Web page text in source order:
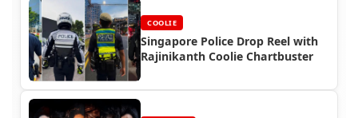
COOLIE
Singapore Police Drop Reel with
Rajinikanth Coolie Chartbuster